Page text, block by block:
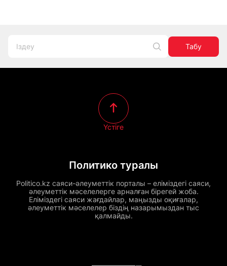
Табу
Политико туралы
Politico.kz саяси-әлеуметтік порталы – еліміздегі саяси,
әлеуметтік мәселелерге арналған бірегей жоба.
Еліміздегі саяси жағдайлар, маңызды оқиғалар,
әлеуметтік мәселелер біздің назарымыздан тыс
қалмайды.
Үстіге